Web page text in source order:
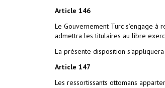
Article 146
Le Gouvernement Turc s’engage à
admettra les titulaires au libre
La présente disposition
Article 147
Les ressortissants ottomans